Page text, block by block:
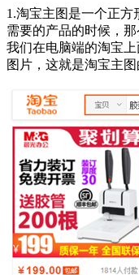
1.淘宝主图是一个正方
需要的产品的时候，
我们在电脑端的淘宝
图片，这就是淘宝主图